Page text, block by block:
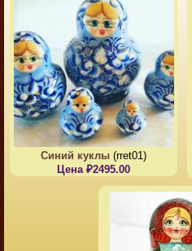
Синий куклы (rret01)
Цена ₽2495.00